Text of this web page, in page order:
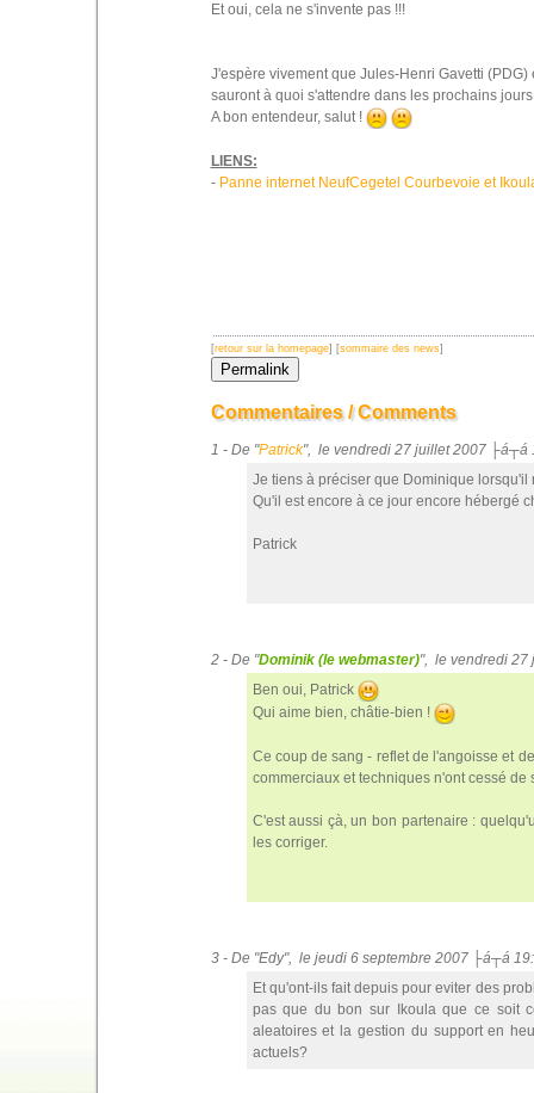
Et oui, cela ne s'invente pas !!!
J'espère vivement que Jules-Henri Gavetti
sauront à quoi s'attendre dans les prochains
A bon entendeur, salut !
LIENS:
- Panne internet NeufCegetel Courbevoie et
[retour sur la homepage] [sommaire des news]
Commentaires / Comments
1 - De "Patrick", le vendredi 27 juillet 2007 ├á┬á
Je tiens à préciser que Dominique
Qu'il est encore à ce jour encore hébergé
Patrick
2 - De "Dominik (le webmaster)", le vendredi 27
Ben oui, Patrick
Qui aime bien, châtie-bien !
Ce coup de sang - reflet de l'angoisse et
commerciaux et techniques n'ont cessé
C'est aussi çà, un bon partenaire :
les corriger.
3 - De "Edy", le jeudi 6 septembre 2007 ├á┬á
Et qu'ont-ils fait depuis pour eviter des
pas que du bon sur Ikoula que ce soit
aleatoires et la gestion du support en
actuels?